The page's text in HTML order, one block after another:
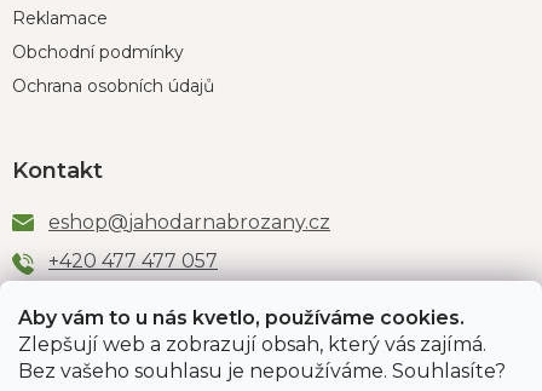
Aby vám to u nás kvetlo, používáme cookies.
Zlepšují web a zobrazují obsah, který vás zajímá.
Bez vašeho souhlasu je nepoužíváme. Souhlasíte?
Reklamace
Obchodní podmínky
Ochrana osobních údajů
Kontakt
eshop@jahodarnabrozany.cz
+420 477 477 057
Odběr newsletteru